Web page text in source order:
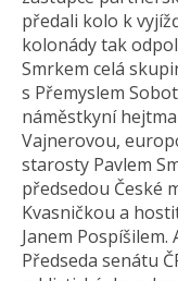
předali kolo k
kolonády tak
Smrkem celá
s Přemyslem
náměstkyní
Vajnerovou,
starosty Pavlem
předsedou České
Kvasničkou a
Janem
Předseda senátu